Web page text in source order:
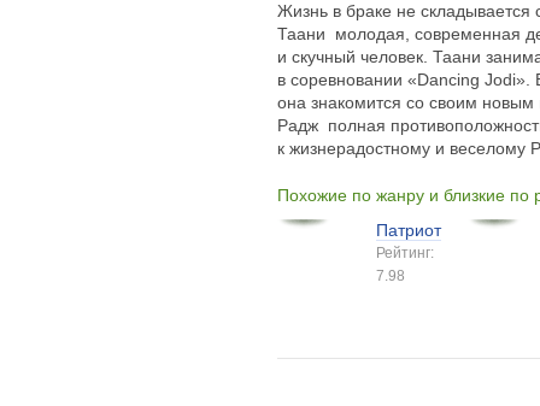
Жизнь в браке не
Таани  молодая, современная
и скучный человек. Таани
в соревновании «Dancing Jodi».
она знакомится со своим
Радж  полная
к жизнерадостному и
Похожие по жанру и близкие по
Патриот
Рейтинг:
7.98